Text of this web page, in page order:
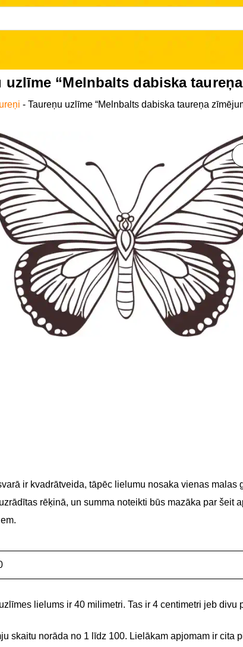
uzlīme “Melnbalts dabiska
- Taureņu uzlīme “Melnbalts dabiska taureņa
ir kvadrātveida, tāpēc lielumu nosaka vienas
rēķinā, un summa noteikti būs mazāka par šeit
lielums ir 40 milimetri. Tas ir 4 centimetri jeb
skaitu norāda no 1 līdz 100. Lielākam apjomam ir cita